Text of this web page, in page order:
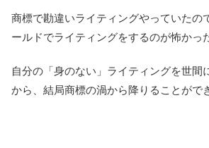
商標で勘違いライティングやっていたの
ールドでライティングをするのが怖かっ
自分の「身のない」ライティングを世間
から、結局商標の渦から降りることがで